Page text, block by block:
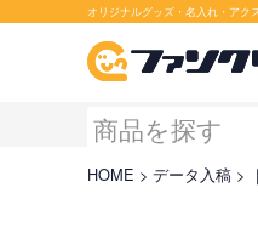
オリジナルグッズ・名入れ・アク
HOME データ入稿